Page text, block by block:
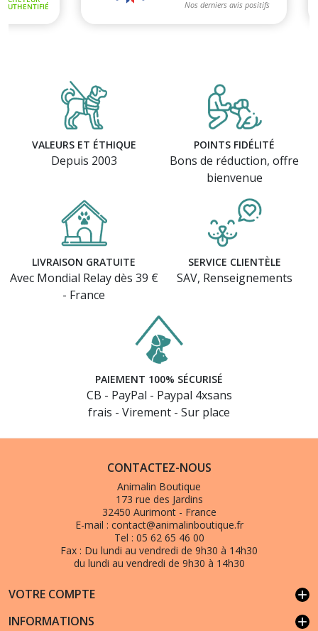
VALEURS ET ÉTHIQUE
Depuis 2003
POINTS FIDÉLITÉ
Bons de réduction, offre
bienvenue
LIVRAISON GRATUITE
Avec Mondial Relay dès 39 €
- France
SERVICE CLIENTÈLE
SAV, Renseignements
PAIEMENT 100% SÉCURISÉ
CB - PayPal - Paypal 4xsans
frais - Virement - Sur place
CONTACTEZ-NOUS
Animalin Boutique
173 rue des Jardins
32450 Aurimont - France
E-mail : contact@animalinboutique.fr
Tel : 05 62 65 46 00
Fax : Du lundi au vendredi de 9h30 à 14h30
du lundi au vendredi de 9h30 à 14h30
VOTRE COMPTE add
INFORMATIONS add